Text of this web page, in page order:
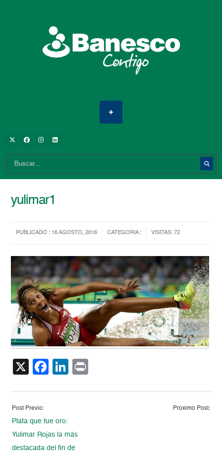
yulimar1
PUBLICADO : 16 AGOSTO, 2016 CATEGORIA : VISITAS: 72
X Facebook
LinkedIn
Post Previo:
Plata que fue oro:
Yulimar Rojas la más
destacada del fin de
Proximo Post: